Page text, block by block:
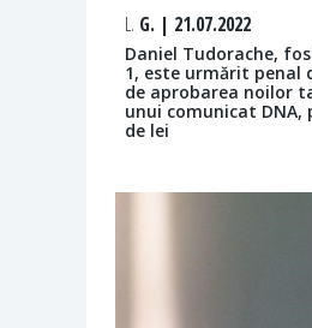
L. G. | 21.07.2022
Daniel Tudorache,
1, este urmărit penal
de aprobarea noilor
unui comunicat
de lei